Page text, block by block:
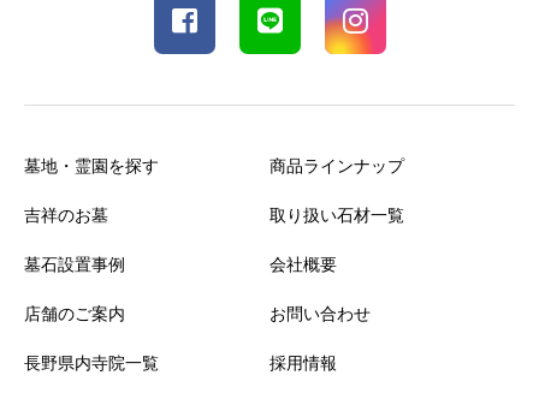
墓地・霊園を探す
吉祥のお墓
墓石設置事例
店舗のご案内
長野県内寺院一覧
商品ラインナップ
取り扱い石材一覧
会社概要
お問い合わせ
採用情報